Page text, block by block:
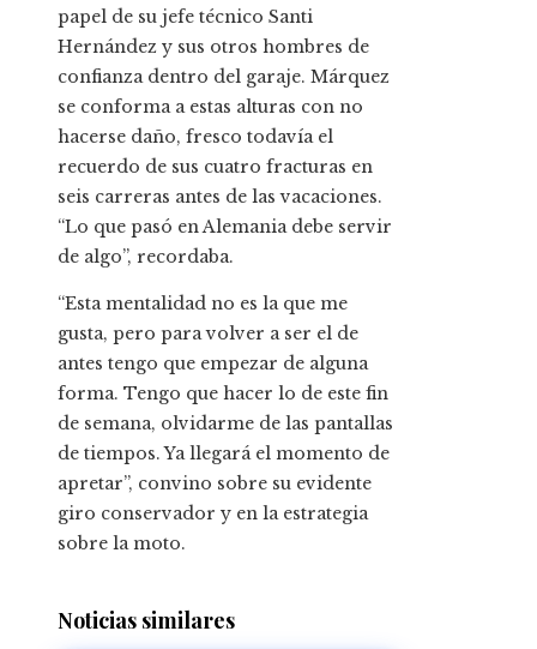
papel de su jefe técnico Santi
Hernández y sus otros hombres de
confianza dentro del garaje. Márquez
se conforma a estas alturas con no
hacerse daño, fresco todavía el
recuerdo de sus cuatro fracturas en
seis carreras antes de las vacaciones.
“Lo que pasó en Alemania debe servir
de algo”, recordaba.
“Esta mentalidad no es la que me
gusta, pero para volver a ser el de
antes tengo que empezar de alguna
forma. Tengo que hacer lo de este fin
de semana, olvidarme de las pantallas
de tiempos. Ya llegará el momento de
apretar”, convino sobre su evidente
giro conservador y en la estrategia
sobre la moto.
Noticias similares